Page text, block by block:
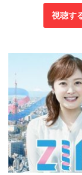
視聴す